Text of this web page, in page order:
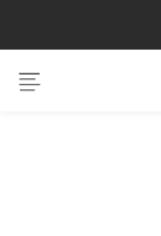
加入